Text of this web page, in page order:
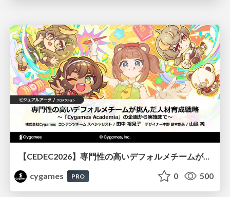
【CEDEC2026】専門性の高いデフォルメチームが挑んだ人材育成戦略 〜Cygames Academiaの企画から実施まで〜
cygames
PRO 0 500